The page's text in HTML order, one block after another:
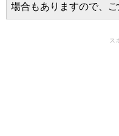
場合もありますので、ご
ス